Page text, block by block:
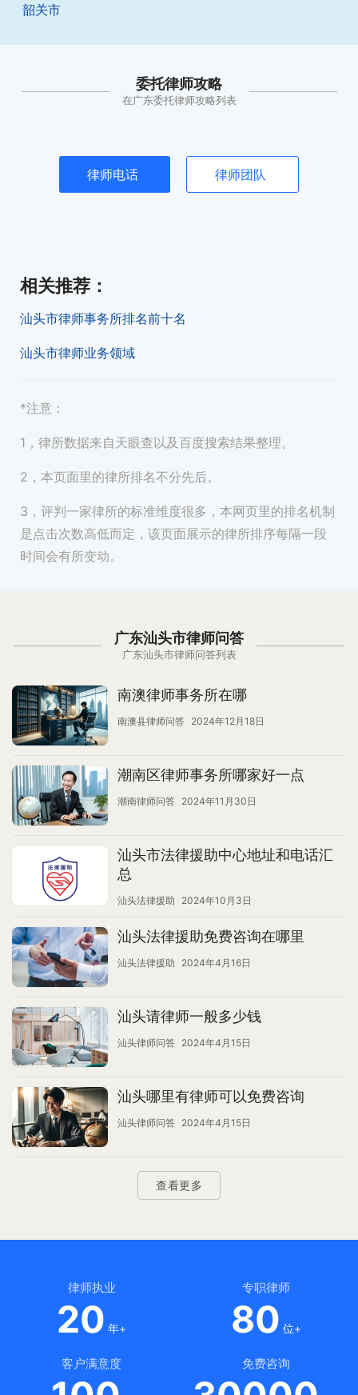
韶关市
委托律师攻略
在广东委托律师攻略列表
律师电话 律师团队
相关推荐 ：
汕头市律师事务所排名前十名
汕头市律师业务领域
*注意：
1，律所数据来自天眼查以及百度搜索结果整理。
2，本页面里的律所排名不分先后。
3，评判一家律所的标准维度很多，本网页里的排名机制
是点击次数高低而定，该页面展示的律所排序每隔一段
时间会有所变动。
广东汕头市律师问答
广东汕头市律师问答列表
南澳律师事务所在哪
南澳县律师问答 2024年12月18日
潮南区律师事务所哪家好一点
潮南律师问答 2024年11月30日
汕头市法律援助中心地址和电话汇
总
汕头法律援助 2024年10月3日
汕头法律援助免费咨询在哪里
汕头法律援助 2024年4月16日
汕头请律师一般多少钱
汕头律师问答 2024年4月15日
汕头哪里有律师可以免费咨询
汕头律师问答 2024年4月15日
查看更多
律师执业
20 年+
专职律师
80 位+
客户满意度 免费咨询